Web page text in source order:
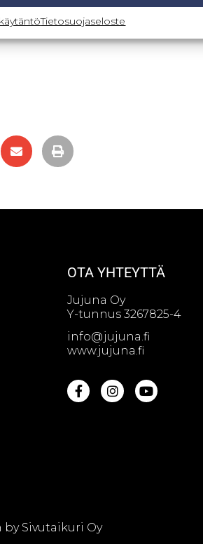
Tietosuojaseloste
OTA YHTEYTTÄ
Jujuna Oy
Y-tunnus 3267825-4
info@jujuna.fi
www.jujuna.fi
by Sivutaikuri Oy